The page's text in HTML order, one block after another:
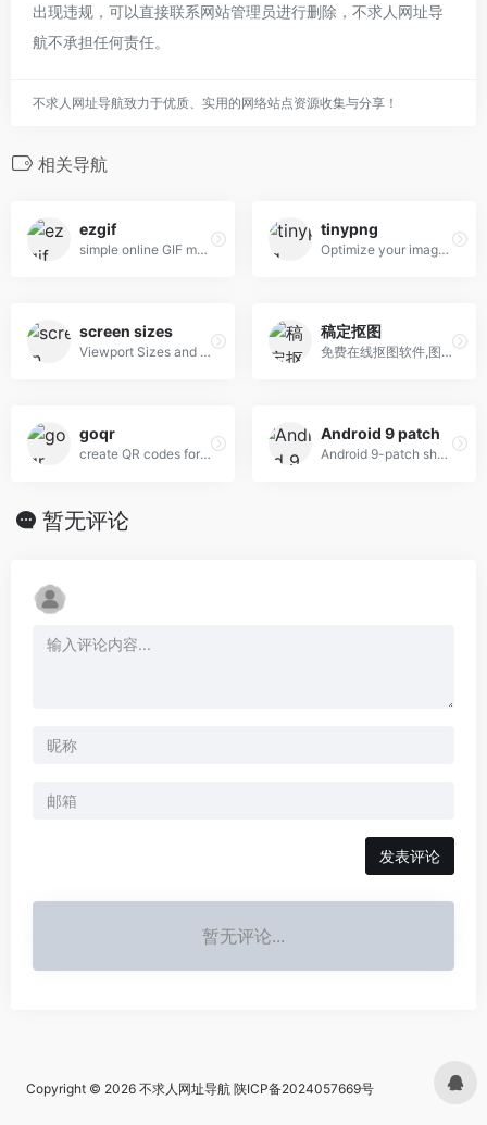
出现违规，可以直接联系网站管理员进行删除，不求人网址导
航不承担任何责任。
不求人网址导航致力于优质、实用的网络站点资源收集与分享！
相关导航
ezgif
simple online GIF maker and toolset for basic animated GIF editing.
tinypng
Optimize your images with a perfect balance in quality and file size.
screen sizes
Viewport Sizes and Pixel Densities for Popular Devices
稿定抠图
免费在线抠图软件,图片快速换背景-抠白底图
goqr
create QR codes for free (Logo, T-Shirt, vCard, EPS)
Android 9 patch
Android 9-patch shadow generator fully customizable shadows
暂无评论
发表评论
暂无评论...
Copyright © 2026 不求人网址导航 陕ICP备2024057669号